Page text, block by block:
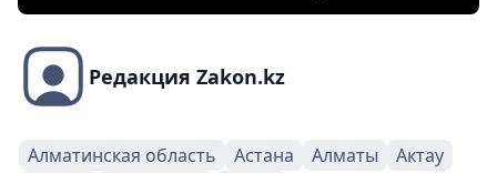
Редакция Zakon.kz
Алматинская область Астана Алматы
Актау